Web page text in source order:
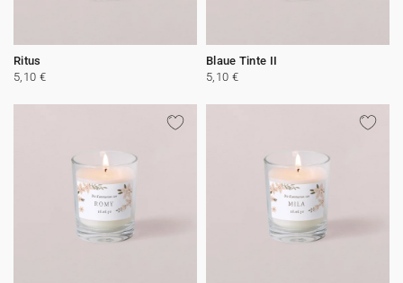
Ritus
5,10 €
Blaue Tinte II
5,10 €